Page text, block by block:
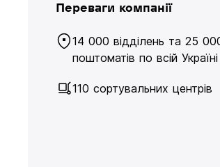
Переваги компанії
14 000 відділень та 25
поштоматів по всій Україні
110 сортувальних центрів